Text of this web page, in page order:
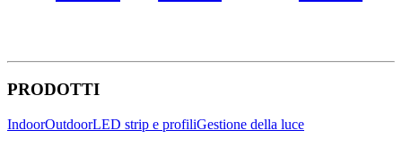
PRODOTTI
IndoorOutdoorLED strip e profiliGestione della luce